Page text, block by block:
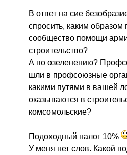
В ответ на сие
спросить, каким образом
сообщество помощи
строительство?
А по озеленению?
шли в профсоюзные
какими путями в вашей
оказываются в
комсомольские?
Подоходный налог 10%
У меня нет слов. Какой